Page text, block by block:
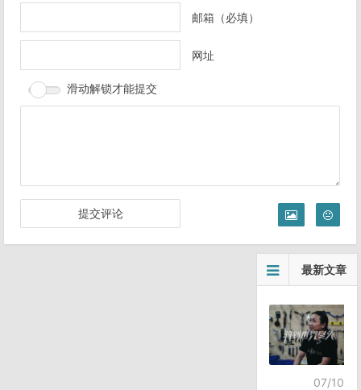
邮箱（必填）
网址
滑动解锁才能提交
最新文章
07/10